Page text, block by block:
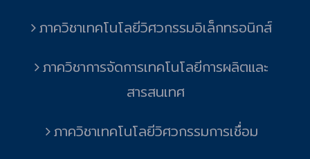
ภาควิชาเทคโนโลยีวิศวกรรมอิเล็กทรอนิกส์
ภาควิชาการจัดการเทคโนโลยีการผลิตและ
สารสนเทศ
ภาควิชาเทคโนโลยีวิศวกรรมการเชื่อม